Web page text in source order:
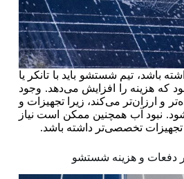
باشد، تیم شستشو باید با تانکر یا
که هزینه را افزایش می‌دهد. وجود
و ارزان‌تر می‌کند، زیرا تجهیزات و
نبود آب همچنین ممکن است نیاز
تجهیزات تخصصی‌تر داشته باشد.
بر دفعات و هزینه شستشو